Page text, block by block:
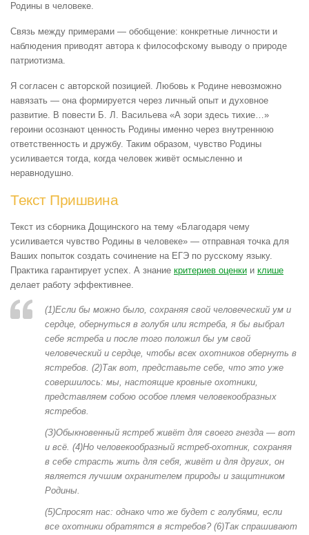
Родины в человеке.
Связь между примерами — обобщение: конкретные личности и
наблюдения приводят автора к философскому выводу о природе
патриотизма.
Я согласен с авторской позицией. Любовь к Родине невозможно
навязать — она формируется через личный опыт и духовное
развитие. В повести Б. Л. Васильева «А зори здесь тихие…»
героини осознают ценность Родины именно через внутреннюю
ответственность и дружбу. Таким образом, чувство Родины
усиливается тогда, когда человек живёт осмысленно и
неравнодушно.
Текст Пришвина
Текст из сборника Дощинского на тему «Благодаря чему
усиливается чувство Родины в человеке» — отправная точка для
Ваших попыток создать сочинение на ЕГЭ по русскому языку.
Практика гарантирует успех. А знание критериев оценки и клише
делает работу эффективнее.
(1)Если бы можно было, сохраняя свой человеческий ум и
сердце, обернуться в голубя или ястреба, я бы выбрал
себе ястреба и после того положил бы ум свой
человеческий и сердце, чтобы всех охотников обернуть в
ястребов. (2)Так вот, представьте себе, что это уже
совершилось: мы, настоящие кровные охотники,
представляем собою особое племя человекообразных
ястребов.
(З)Обыкновенный ястреб живёт для своего гнезда — вот
и всё. (4)Но человекообразный ястреб-охотник, сохраняя
в себе страсть жить для себя, живёт и для других, он
является лучшим охранителем природы и защитником
Родины.
(5)Спросят нас: однако что же будет с голубями, если
все охотники обратятся в ястребов? (6)Так спрашивают